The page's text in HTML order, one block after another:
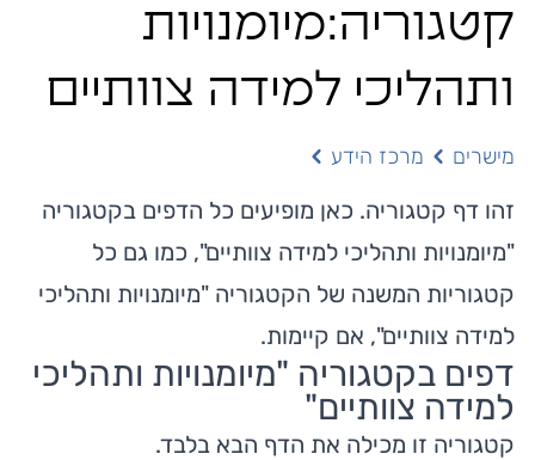
קטגוריה:מיומנויות
ותהליכי למידה צוותיים
מישרים מרכז הידע
זהו דף קטגוריה. כאן מופיעים כל הדפים בקטגוריה
"מיומנויות ותהליכי למידה צוותיים", כמו גם כל
קטגוריות המשנה של הקטגוריה "מיומנויות ותהליכי
למידה צוותיים", אם קיימות.
דפים בקטגוריה "מיומנויות ותהליכי
למידה צוותיים"
קטגוריה זו מכילה את הדף הבא בלבד.